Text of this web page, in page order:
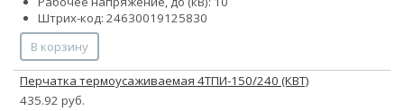
Штрих-код: 24630019125830
В корзину
Перчатка термоусаживаемая 4ТПИ-150/240 (КВТ)
435.92 руб.